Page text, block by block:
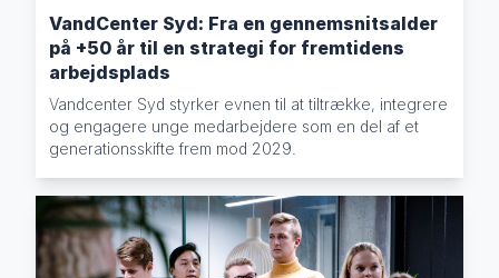
VandCenter Syd: Fra en gennemsnitsalder
på +50 år til en strategi for fremtidens
arbejdsplads
Vandcenter Syd styrker evnen til at tiltrække, integrere
og engagere unge medarbejdere som en del af et
generationsskifte frem mod 2029.